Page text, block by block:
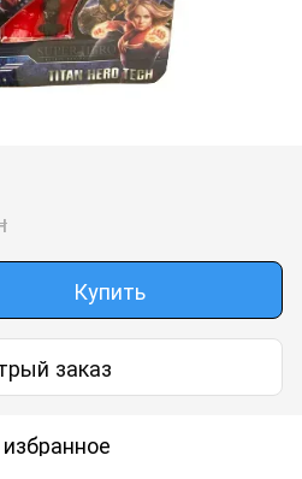
Купить
заказ